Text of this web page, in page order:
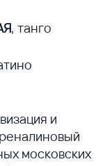
, танго
и
московских